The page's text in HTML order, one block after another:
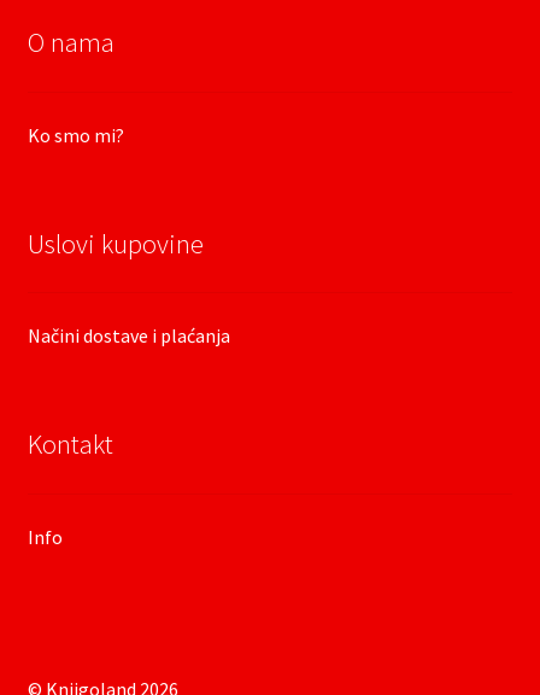
O nama
Ko smo mi?
Uslovi kupovine
Načini dostave i plaćanja
Kontakt
Info
© Knjigoland 2026